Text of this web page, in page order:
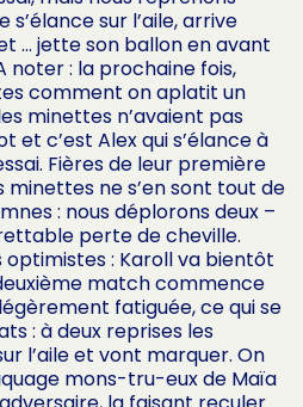
s’élance sur l’aile, arrive
… jette son ballon en avant
: la prochaine fois,
comment on aplatit un
minettes n’avaient pas
et c’est Alex qui s’élance à
Fières de leur première
minettes ne s’en sont tout de
: nous déplorons deux –
perte de cheville.
optimistes : Karoll va bientôt
match commence
fatiguée, ce qui se
: à deux reprises les
l’aile et vont marquer. On
mons-tru-eux de Maïa